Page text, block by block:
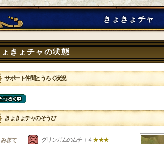
きょきょチャ
きょチャの状態
サポート仲間とうろく状況
きょきょチャのそうび
みぎて グリンガムのムチ＋４ ★★★